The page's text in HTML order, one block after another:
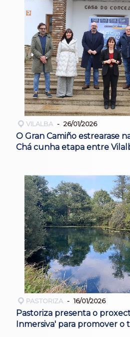
VILALBA 26/01/2026
O Gran Camiño estrearase
Chá cunha etapa entre
PASTORIZA 16/01/2026
Pastoriza presenta o
Inmersiva' para promover